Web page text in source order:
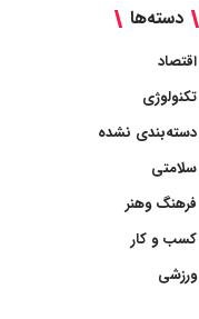
دسته‌ها
اقتصاد
تکنولوژی
دسته‌بندی نشده
سلامتی
فرهنگ وهنر
کسب و کار
ورزشی